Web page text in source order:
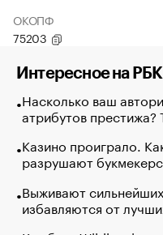
ОКОПФ
75203
Интересное на РБК
Насколько ваш
атрибутов престижа?
Казино проиграло.
разрушают
Выживают
избавляются от